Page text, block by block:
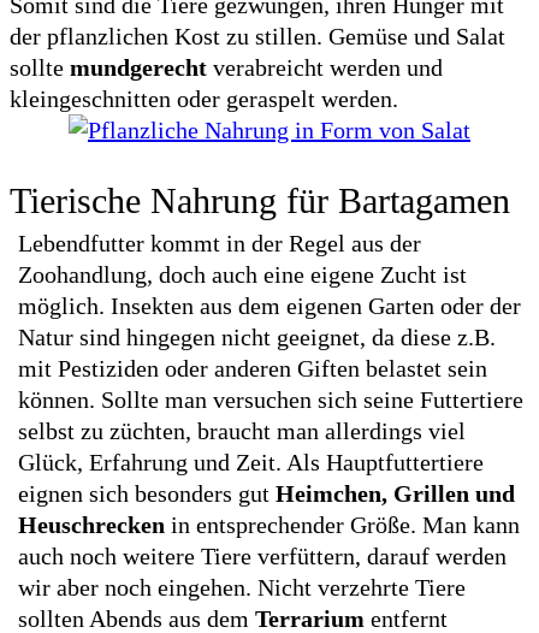
der pflanzlichen Kost zu stillen. Gemüse und Salat
sollte mundgerecht verabreicht werden und
kleingeschnitten oder geraspelt werden.
Tierische Nahrung für Bartagamen
Lebendfutter kommt in der Regel aus der
Zoohandlung, doch auch eine eigene Zucht ist
möglich. Insekten aus dem eigenen Garten oder der
Natur sind hingegen nicht geeignet, da diese z.B.
mit Pestiziden oder anderen Giften belastet sein
können. Sollte man versuchen sich seine Futtertiere
selbst zu züchten, braucht man allerdings viel
Glück, Erfahrung und Zeit. Als Hauptfuttertiere
eignen sich besonders gut Heimchen, Grillen und
Heuschrecken in entsprechender Größe. Man kann
auch noch weitere Tiere verfüttern, darauf werden
wir aber noch eingehen. Nicht verzehrte Tiere
sollten Abends aus dem Terrarium entfernt